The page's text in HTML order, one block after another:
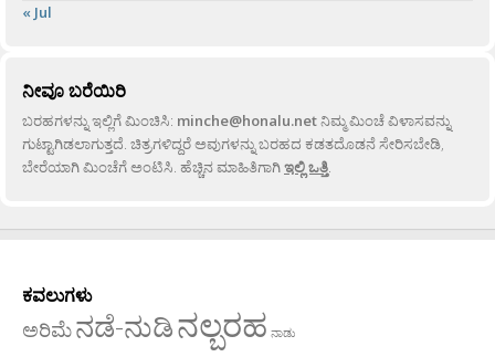
« Jul
ನೀವೂ ಬರೆಯಿರಿ
ಬರಹಗಳನ್ನು ಇಲ್ಲಿಗೆ ಮಿಂಚಿಸಿ: minche@honalu.netನಿಮ್ಮ ಮಿಂಚೆ ವಿಳಾಸವನ್ನು
ಗುಟ್ಟಾಗಿಡಲಾಗುತ್ತದೆ. ಚಿತ್ರಗಳಿದ್ದರೆ ಅವುಗಳನ್ನು ಬರಹದ ಕಡತದೊಡನೆ ಸೇರಿಸಬೇಡಿ,
ಬೇರೆಯಾಗಿ ಮಿಂಚೆಗೆ ಅಂಟಿಸಿ. ಹೆಚ್ಚಿನ ಮಾಹಿತಿಗಾಗಿಇಲ್ಲಿ ಒತ್ತಿ.
ಕವಲುಗಳು
ಅರಿಮೆನಡೆ-ನುಡಿನಲ್ಬರಹ ನಾಡು